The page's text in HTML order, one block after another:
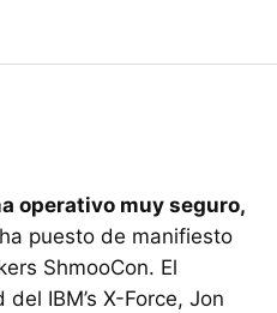
operativo muy seguro,
puesto de manifiesto
ShmooCon. El
IBM’s X-Force, Jon